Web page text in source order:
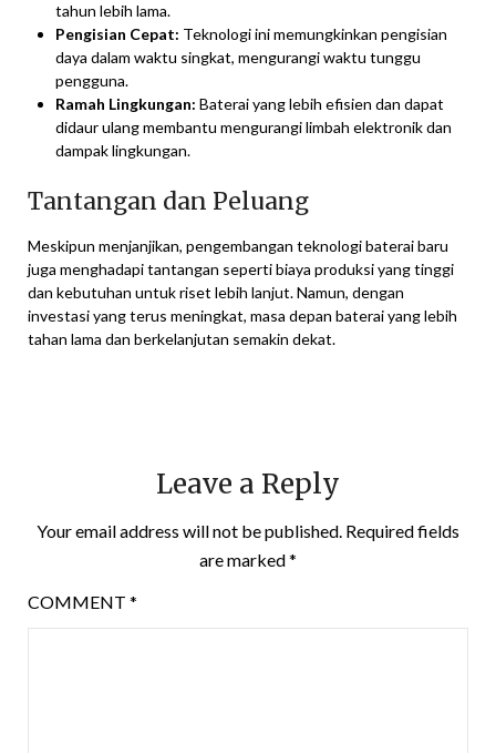
tahun lebih lama.
Pengisian Cepat: Teknologi ini memungkinkan pengisian
daya dalam waktu singkat, mengurangi waktu tunggu
pengguna.
Ramah Lingkungan: Baterai yang lebih efisien dan dapat
didaur ulang membantu mengurangi limbah elektronik dan
dampak lingkungan.
Tantangan dan Peluang
Meskipun menjanjikan, pengembangan teknologi baterai baru
juga menghadapi tantangan seperti biaya produksi yang tinggi
dan kebutuhan untuk riset lebih lanjut. Namun, dengan
investasi yang terus meningkat, masa depan baterai yang lebih
tahan lama dan berkelanjutan semakin dekat.
Leave a Reply
Your email address will not be published. Required fields
are marked*
COMMENT *